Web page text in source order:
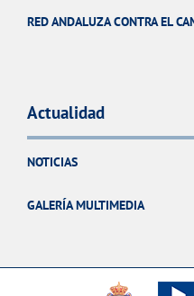
RED ANDALUZA CONTRA EL
Actualidad
NOTICIAS
GALERÍA MULTIMEDIA